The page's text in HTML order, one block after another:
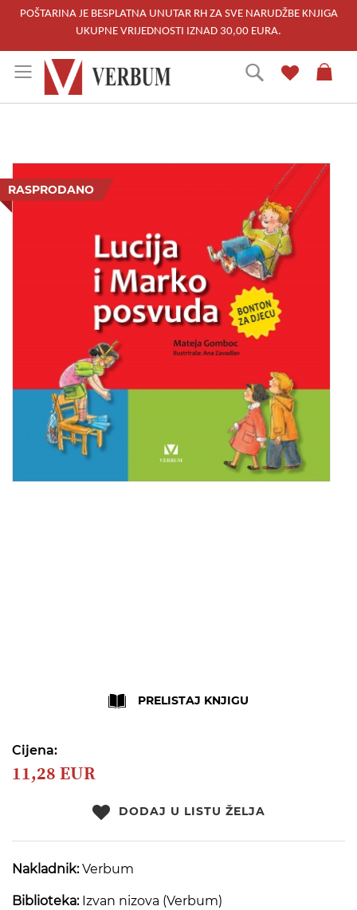
POŠTARINA JE BESPLATNA UNUTAR RH ZA SVE NARUDŽBE KNJIGA
UKUPNE VRIJEDNOSTI IZNAD 30,00 EURA.
to
Content
Traži
to
the
end
the
gallery
RASPRODANO
PRELISTAJ KNJIGU
Cijena:
11,28 EUR
DODAJ U LISTU ŽELJA
Nakladnik: Verbum
Biblioteka: Izvan nizova (Verbum)